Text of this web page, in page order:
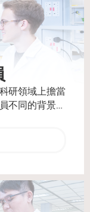
研領域上擔當
不同的背景和